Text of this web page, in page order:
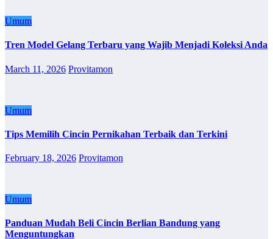
Umum
Tren Model Gelang Terbaru yang Wajib Menjadi Koleksi Anda
March 11, 2026 Provitamon
Umum
Tips Memilih Cincin Pernikahan Terbaik dan Terkini
February 18, 2026 Provitamon
Umum
Panduan Mudah Beli Cincin Berlian Bandung yang
Menguntungkan